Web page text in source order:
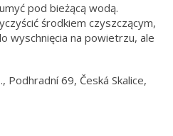
pod bieżącą wodą.
środkiem czyszczącym,
wyschnięcia na powietrzu, ale
Podhradní 69, Česká Skalice,